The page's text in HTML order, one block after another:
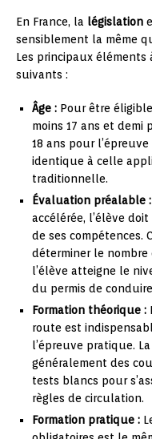
En France, la législation
sensiblement la même
Les principaux
suivants :
Âge : Pour être
moins 17 ans et demi
18 ans pour
identique à celle
traditionnelle.
Évaluation préalable :
accélérée, l’élève
de ses compétences.
déterminer le nombre
l’élève atteigne le
du permis de
Formation théorique :
route est
l’épreuve pratique.
généralement des
tests blancs pour
règles de circulation.
Formation pratique :